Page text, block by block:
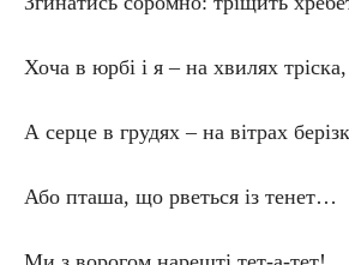
Хоча в юрбі і я – на хвилях тріска,
А серце в грудях – на вітрах
Або пташа, що рветься із тенет…